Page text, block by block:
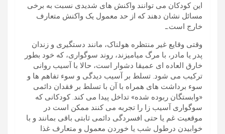
این کودکان می توانند واکنش های شدیدی نسبت به برخی
مسائل نشان دهند که از حد معمول یک واکنش متعارف
خارج است.ـ
وقتی وقایع غیر منتظره هولناک، مانند دستگیری و زندان
پدر یا مادر، با مرگ میامیزند، روند سوگواری، که خود بطور
خارق العاده ای عمیقا دشوار است، حالا با آسیب روانی
ترکیب می شود. تسلط بر آسیب دیدگی و سوء تفاهم ها و
سوء برداشت های همراه با آن با تسلط بر فقدان دائمی
«وابستگان ربوده شده» تداخل پیدا می کند. کودکانی که
سوگواری آسیب زا را تجربه می کنند ممکن است در
موقعیت غم یا حتی افسردگی دائمی ثابتی باقی بمانند و با
خوابیدن درطول شب یا خوردن معمول و متعارف غذا